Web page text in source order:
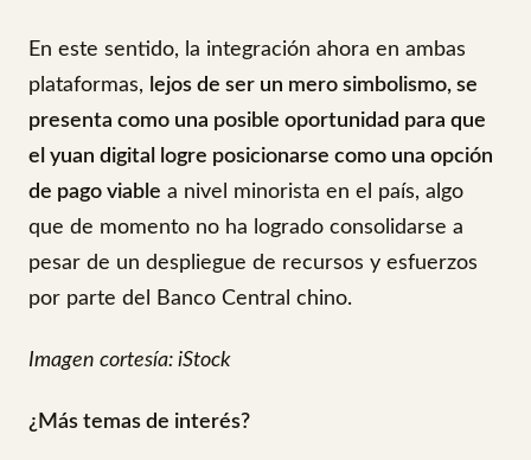
En este sentido, la integración ahora en ambas
plataformas, lejos de ser un mero simbolismo, se
presenta como una posible oportunidad para que
el yuan digital logre posicionarse como una opción
de pago viable a nivel minorista en el país, algo
que de momento no ha logrado consolidarse a
pesar de un despliegue de recursos y esfuerzos
por parte del Banco Central chino.
Imagen cortesía: iStock
¿Más temas de interés?